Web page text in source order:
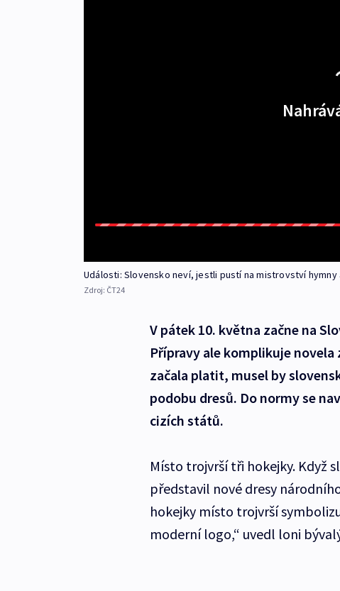
Události: Slovensko neví, jestli pustí na mistrovství
Zdroj: ČT24
V pátek 10. května začne na
Přípravy ale komplikuje
začala platit, musel by
podobu dresů. Do normy se
cizích států.
Místo trojvrší tři hokejky. Když
představil nové dresy
hokejky místo trojvrší
moderní logo,“ uvedl loni